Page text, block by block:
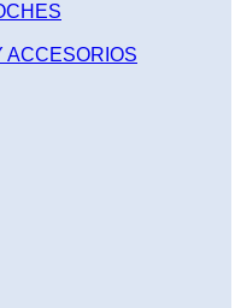
ACCESORIOS